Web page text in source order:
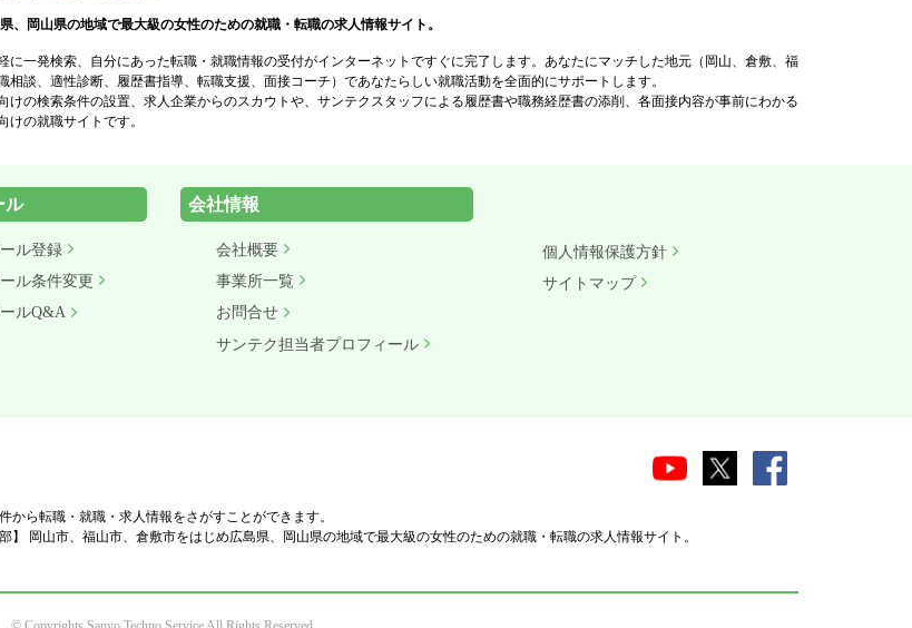
、岡山県の地域で最大級の女性のための就職・転職の求人情報サイト。
一発検索、自分にあった転職・就職情報の受付がインターネットですぐに完了します。あなたにマッチした地元（岡山、倉敷、福
談、適性診断、履歴書指導、転職支援、面接コーチ）であなたらしい就職活動を全面的にサポートします。
の検索条件の設置、求人企業からのスカウトや、サンテクスタッフによる履歴書や職務経歴書の添削、各面接内容が事前にわかる
けの就職サイトです。
ル
ル登録
ル条件変更
ルQ&A
会社情報
会社概要
事業所一覧
お問合せ
サンテク担当者プロフィール
個人情報保護方針
サイトマップ
から転職・就職・求人情報をさがすことができます。
】 岡山市、福山市、倉敷市をはじめ広島県、岡山県の地域で最大級の女性のための就職・転職の求人情報サイト。